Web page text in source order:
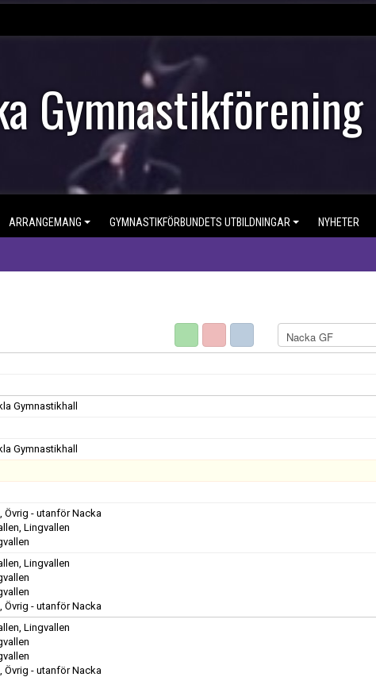
Gymnastikförening
ARRANGEMANG GYMNASTIKFÖRBUNDETS UTBILDNINGAR NYHETER
Gymnastikhall
Gymnastikhall
Övrig - utanför Nacka
Lingvallen
Lingvallen
Övrig - utanför Nacka
Lingvallen
Övrig - utanför Nacka